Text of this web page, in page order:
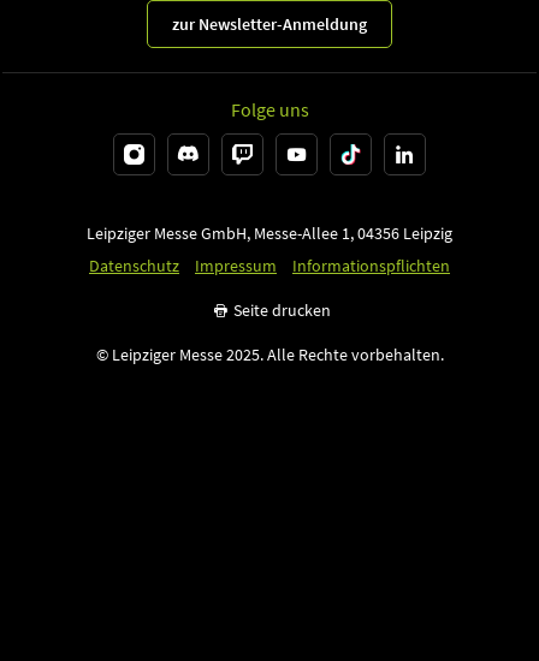
zur Newsletter-Anmeldung
Folge uns
Leipziger Messe GmbH, Messe-Allee 1, 04356 Leipzig
Datenschutz
Impressum Informationspflichten
Seite drucken
© Leipziger Messe 2025. Alle Rechte vorbehalten.